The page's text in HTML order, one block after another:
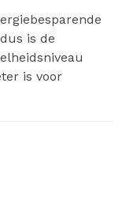
is de
is voor